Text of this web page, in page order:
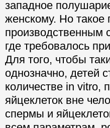
западное
женскому. Но такое
производственным
где требовалось
Для того, чтобы
однозначно, детей
количестве in vitro,
яйцеклеток вне
спермы и